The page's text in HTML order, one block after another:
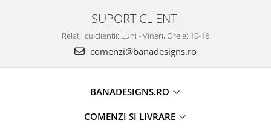
SUPORT CLIENTI
Relatii cu clientii: Luni - Vineri, Orele: 10-16
comenzi@banadesigns.ro
BANADESIGNS.RO
COMENZI SI LIVRARE